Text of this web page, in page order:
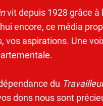
vit depuis 1928 grâce à
encore, ce média
vos aspirations. Une
du
dons nous sont